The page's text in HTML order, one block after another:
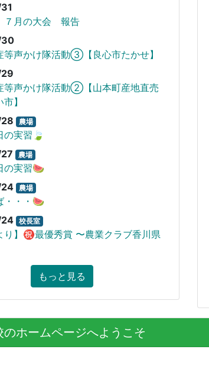
７月の大会 報告
等声かけ隊活動③【良心市たかせ】
等声かけ隊活動②【山本町産地直売
】
農場
の実習🍃
農場
の実習🍉
農場
・・・🍉
校長室
り】㊗️最優秀賞 〜農業クラブ香川県
もっと見る
のホームページへようこそ